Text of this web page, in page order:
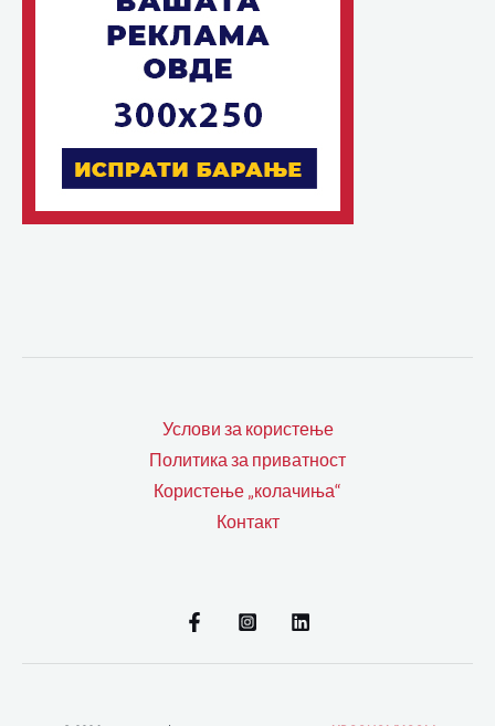
Услови за користење
Политика за приватност
Користење „колачиња“
Контакт